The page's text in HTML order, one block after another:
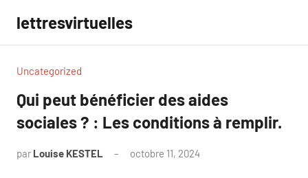
contenu
lettresvirtuelles
Uncategorized
Qui peut bénéficier des aides
sociales ? : Les conditions à remplir.
par Louise KESTEL octobre 11, 2024